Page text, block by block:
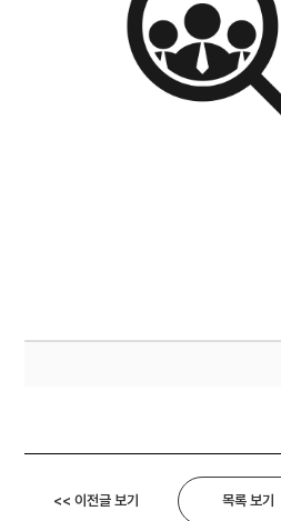
<< 이전글 보기 목록 보기